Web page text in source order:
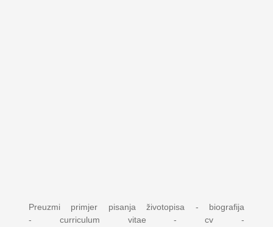
Preuzmi primjer pisanja životopisa - biografija
- curriculum vitae - cv -